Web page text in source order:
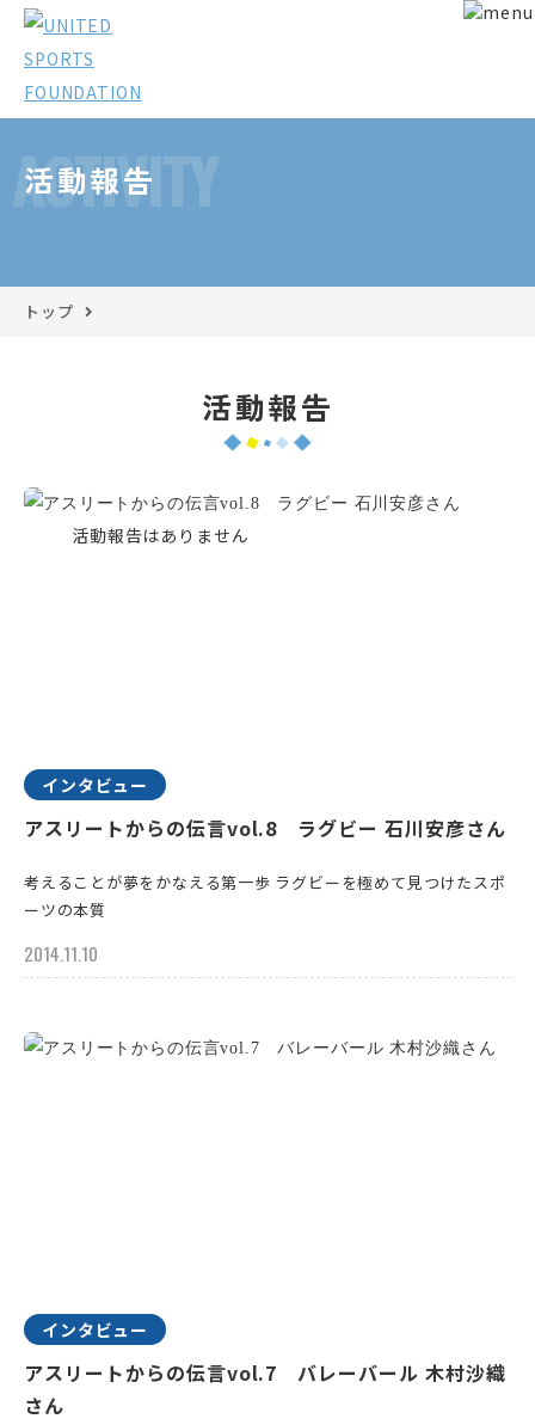
ACTIVITY
活動報告
トップ
活動報告
インタビュー
アスリートからの伝言vol.8 ラグビー 石川安彦さん
考えることが夢をかなえる第一歩 ラグビーを極めて見つけたスポ
ーツの本質
2014.11.10
インタビュー
アスリートからの伝言vol.7 バレーバール 木村沙織
さん